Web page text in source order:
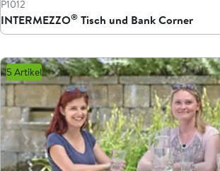
P1012
INTERMEZZO® Tisch und Bank Corner
5 Artikel